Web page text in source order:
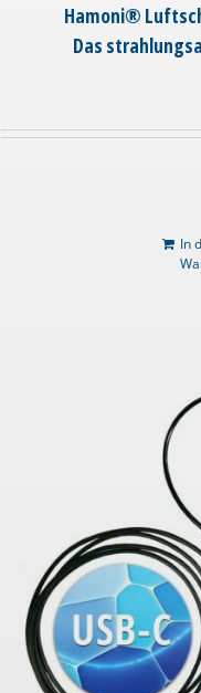
Hamoni®
Das
In